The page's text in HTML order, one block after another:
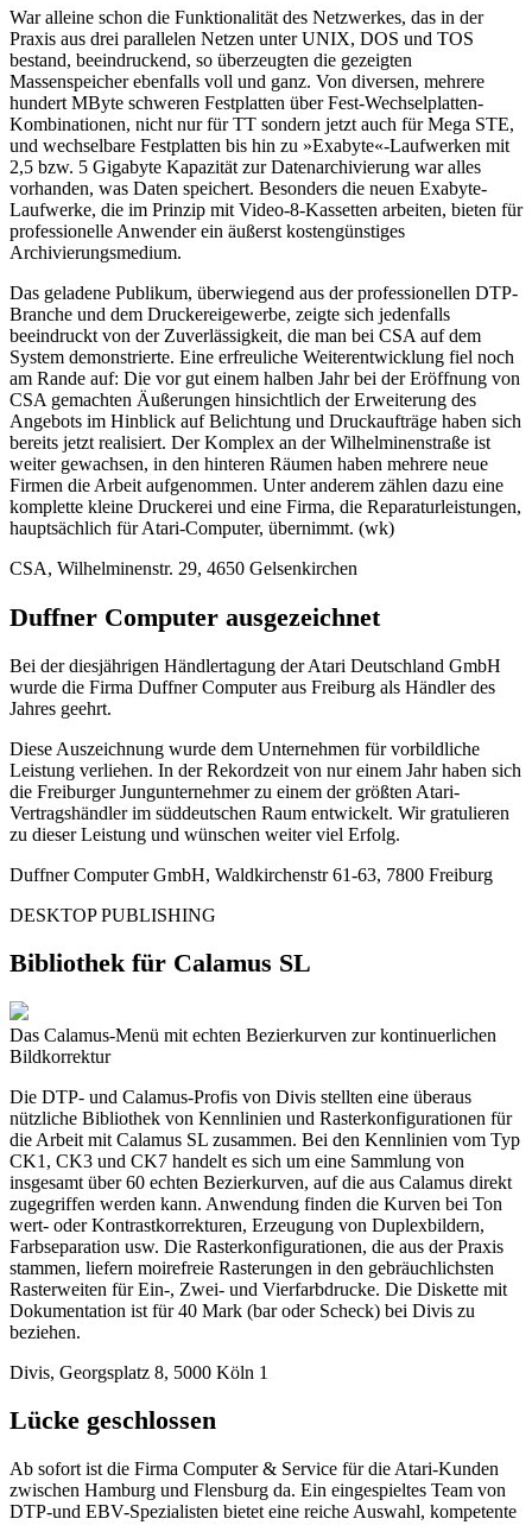
War alleine schon die Funktionalität des Netzwerkes, das in der
Praxis aus drei parallelen Netzen unter UNIX, DOS und TOS
bestand, beeindruckend, so überzeugten die gezeigten
Massenspeicher ebenfalls voll und ganz. Von diversen, mehrere
hundert MByte schweren Festplatten über Fest-Wechselplatten-
Kombinationen, nicht nur für TT sondern jetzt auch für Mega STE,
und wechselbare Festplatten bis hin zu »Exabyte«-Laufwerken mit
2,5 bzw. 5 Gigabyte Kapazität zur Datenarchivierung war alles
vorhanden, was Daten speichert. Besonders die neuen Exabyte-
Laufwerke, die im Prinzip mit Video-8-Kassetten arbeiten, bieten für
professionelle Anwender ein äußerst kostengünstiges
Archivierungsmedium.
Das geladene Publikum, überwiegend aus der professionellen DTP-
Branche und dem Druckereigewerbe, zeigte sich jedenfalls
beeindruckt von der Zuverlässigkeit, die man bei CSA auf dem
System demonstrierte. Eine erfreuliche Weiterentwicklung fiel noch
am Rande auf: Die vor gut einem halben Jahr bei der Eröffnung von
CSA gemachten Äußerungen hinsichtlich der Erweiterung des
Angebots im Hinblick auf Belichtung und Druckaufträge haben sich
bereits jetzt realisiert. Der Komplex an der Wilhelminenstraße ist
weiter gewachsen, in den hinteren Räumen haben mehrere neue
Firmen die Arbeit aufgenommen. Unter anderem zählen dazu eine
komplette kleine Druckerei und eine Firma, die Reparaturleistungen,
hauptsächlich für Atari-Computer, übernimmt. (wk)
CSA, Wilhelminenstr. 29, 4650 Gelsenkirchen
Duffner Computer ausgezeichnet
Bei der diesjährigen Händlertagung der Atari Deutschland GmbH
wurde die Firma Duffner Computer aus Freiburg als Händler des
Jahres geehrt.
Diese Auszeichnung wurde dem Unternehmen für vorbildliche
Leistung verliehen. In der Rekordzeit von nur einem Jahr haben sich
die Freiburger Jungunternehmer zu einem der größten Atari-
Vertragshändler im süddeutschen Raum entwickelt. Wir gratulieren
zu dieser Leistung und wünschen weiter viel Erfolg.
Duffner Computer GmbH, Waldkirchenstr 61-63, 7800 Freiburg
DESKTOP PUBLISHING
Bibliothek für Calamus SL
Das Calamus-Menü mit echten Bezierkurven zur kontinuerlichen
Bildkorrektur
Die DTP- und Calamus-Profis von Divis stellten eine überaus
nützliche Bibliothek von Kennlinien und Rasterkonfigurationen für
die Arbeit mit Calamus SL zusammen. Bei den Kennlinien vom Typ
CK1, CK3 und CK7 handelt es sich um eine Sammlung von
insgesamt über 60 echten Bezierkurven, auf die aus Calamus direkt
zugegriffen werden kann. Anwendung finden die Kurven bei Ton
wert- oder Kontrastkorrekturen, Erzeugung von Duplexbildern,
Farbseparation usw. Die Rasterkonfigurationen, die aus der Praxis
stammen, liefern moirefreie Rasterungen in den gebräuchlichsten
Rasterweiten für Ein-, Zwei- und Vierfarbdrucke. Die Diskette mit
Dokumentation ist für 40 Mark (bar oder Scheck) bei Divis zu
beziehen.
Divis, Georgsplatz 8, 5000 Köln 1
Lücke geschlossen
Ab sofort ist die Firma Computer & Service für die Atari-Kunden
zwischen Hamburg und Flensburg da. Ein eingespieltes Team von
DTP-und EBV-Spezialisten bietet eine reiche Auswahl, kompetente